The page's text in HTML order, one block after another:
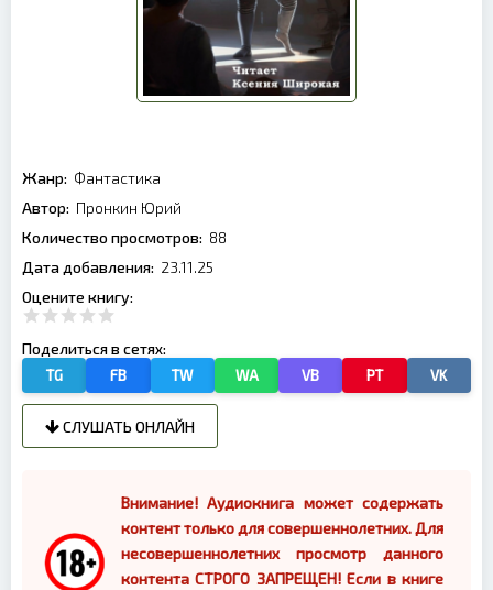
Жанр: Фантастика
Автор: Пронкин Юрий
Количество просмотров: 88
Дата добавления: 23.11.25
Оцените книгу:
Поделиться в сетях:
TG FB TW WA VB PT VK
СЛУШАТЬ ОНЛАЙН
Внимание! Аудиокнига может содержать
контент только для совершеннолетних. Для
несовершеннолетних просмотр данного
контента СТРОГО ЗАПРЕЩЕН! Если в книге